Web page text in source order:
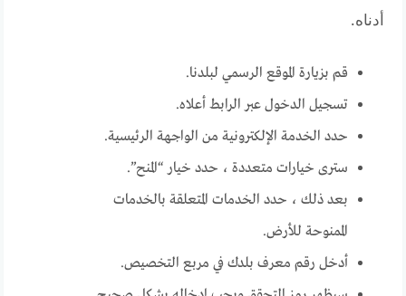
أدناه.
قم بزيارة الموقع الرسمي لبلدنا.
تسجيل الدخول عبر الرابط أعلاه.
حدد الخدمة الإلكترونية من الواجهة الرئيسية.
سترى خيارات متعددة ، حدد خيار “المنح”.
بعد ذلك ، حدد الخدمات المتعلقة بالخدمات
الممنوحة للأرض.
أدخل رقم معرف بلدك في مربع التخصيص.